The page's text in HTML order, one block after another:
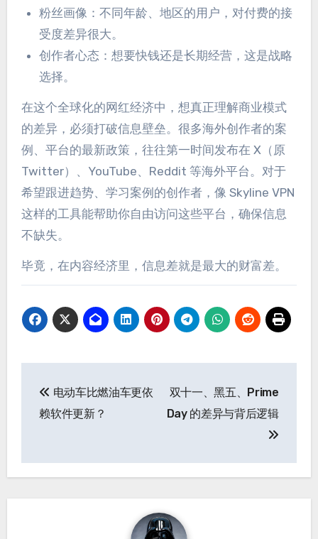
粉丝画像：不同年龄、地区的用户，对付费的接
受度差异很大。
创作者心态：想要快钱还是长期经营，这是战略
选择。
在这个全球化的网红经济中，想真正理解商业模式
的差异，必须打破信息壁垒。很多海外创作者的案
例、平台的最新政策，往往第一时间发布在 X（原
Twitter）、YouTube、Reddit 等海外平台。对于
希望跟进趋势、学习案例的创作者，像 Skyline VPN
这样的工具能帮助你自由访问这些平台，确保信息
不缺失。
毕竟，在内容经济里，信息差就是最大的财富差。
章
航
电动车比燃油车更依
赖软件更新？
双十一、黑五、Prime
Day 的差异与背后逻辑